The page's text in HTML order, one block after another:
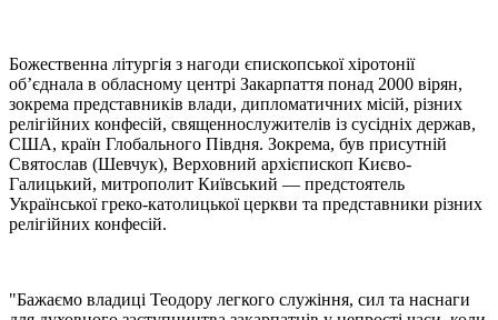
Божественна літургія з нагоди єпископської хіротонії
об’єднала в обласному центрі Закарпаття понад 2000 вірян,
зокрема представників влади, дипломатичних місій, різних
релігійних конфесій, священнослужителів із сусідніх держав,
США, країн Глобального Півдня. Зокрема, був присутній
Святослав (Шевчук), Верховний архієпископ Києво-
Галицький, митрополит Київський — предстоятель
Української греко-католицької церкви та представники різних
релігійних конфесій.
"Бажаємо владиці Теодору легкого служіння, сил та наснаги